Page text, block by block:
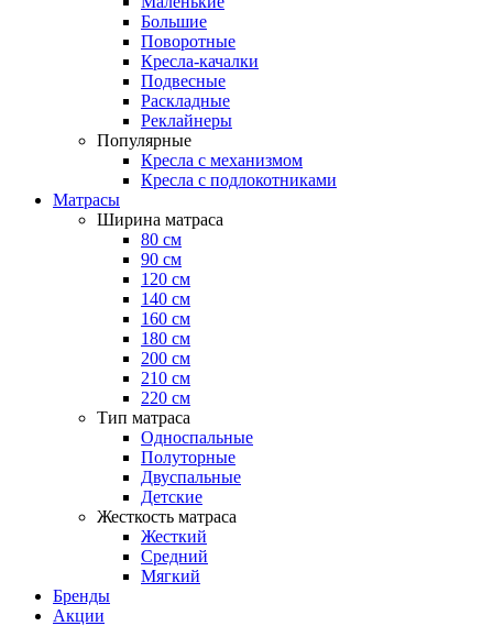
Большие
Поворотные
Кресла-качалки
Подвесные
Раскладные
Реклайнеры
Популярные
Кресла с механизмом
Кресла с подлокотниками
Матрасы
Ширина матраса
80 см
90 см
120 см
140 см
160 см
180 см
200 см
210 см
220 см
Тип матраса
Односпальные
Полуторные
Двуспальные
Детские
Жесткость матраса
Жесткий
Средний
Мягкий
Бренды
Акции